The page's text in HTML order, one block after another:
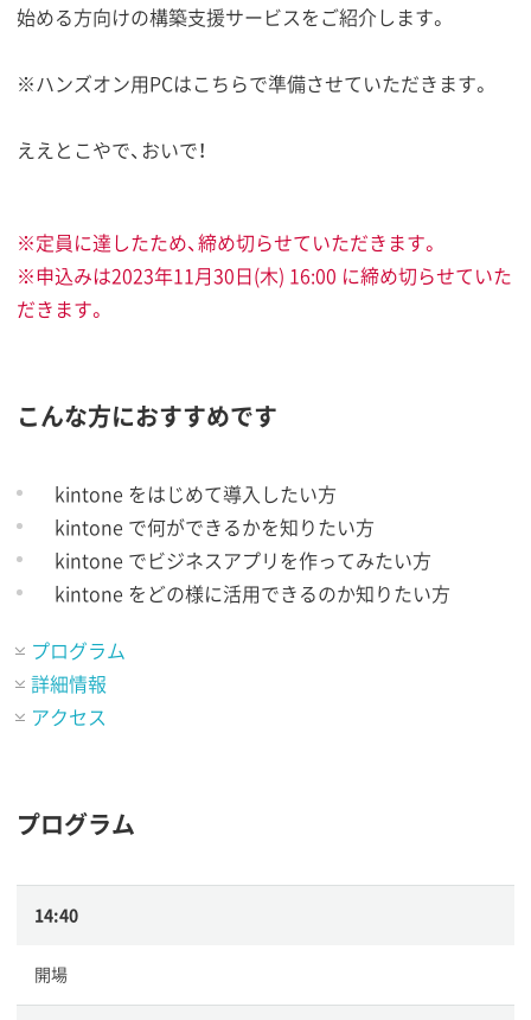
始める方向けの構築支援サービスをご紹介します。
※ハンズオン用PCはこちらで準備させていただきます。
ええとこやで、おいで！
※定員に達したため、締め切らせていただきます。
※申込みは2023年11月30日(木) 16:00 に締め切らせていた
だきます。
こんな方におすすめです
kintone をはじめて導入したい方
kintone で何ができるかを知りたい方
kintone でビジネスアプリを作ってみたい方
kintone をどの様に活用できるのか知りたい方
プログラム
詳細情報
アクセス
プログラム
14:40
開場